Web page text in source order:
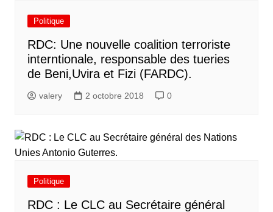
Politique
RDC: Une nouvelle coalition terroriste
interntionale, responsable des tueries
de Beni,Uvira et Fizi (FARDC).
valery 2 octobre 2018 0
Politique
RDC : Le CLC au Secrétaire général